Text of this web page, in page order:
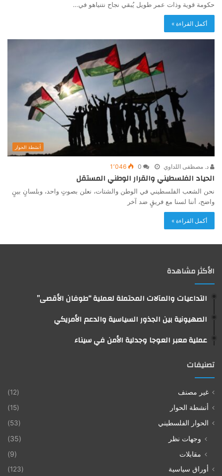
حكومة قوية وذات عمر طويل يُبقي نجاح نتنياهو في…
أكمل القراءة »
أنشطة الحوار
د. مصظفى اللداوي 0 1٬046
الحياد الفلسطيني والقرار الوطني المستقل
نحن الشعب الفلسطيني في الوطن والشتات، نعلن بصوتٍ واحد، وبلسانٍ بينٍ
واضح، أننا لسنا مع فريقٍ ضد آخر
أكمل القراءة »
الأكثر مشاهدة
التداعيات والمآلات المحتملة لعملية “طوفان الأقصى”
الصهيونية بين الجذور السياسية والدعم الأمريكي
عملية معبر العوجا وجدلية الأمن في سيناء
تصنيفات
غير مصنف
(12)
أنشطة الحوار
(15)
الحوار الفلسطيني
(53)
وجهات نظر
(35)
مقابلات
(9)
أوراق سياسية (123)